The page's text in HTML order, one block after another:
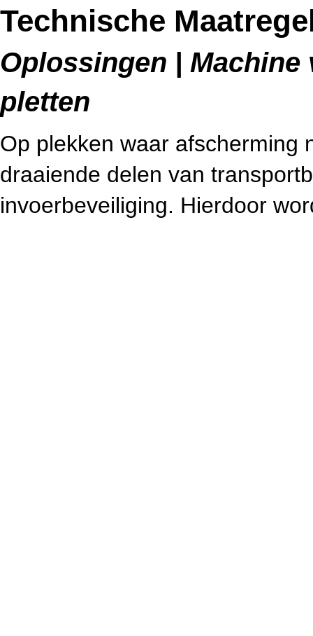
Technische
Oplossingen |
pletten
Op plekken waar afscherming
draaiende delen van
invoerbeveiliging. Hierdoor